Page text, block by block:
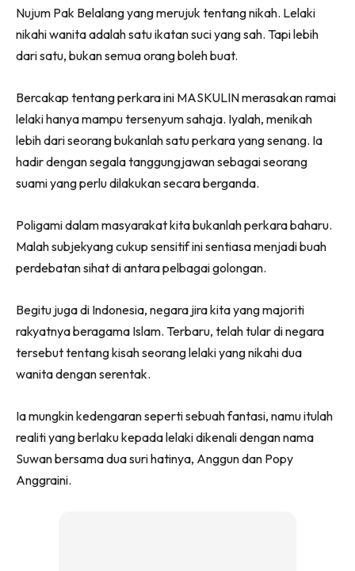
Nujum Pak Belalang yang merujuk tentang nikah. Lelaki
nikahi wanita adalah satu ikatan suci yang sah. Tapi lebih
dari satu, bukan semua orang boleh buat.
Bercakap tentang perkara ini MASKULIN merasakan ramai
lelaki hanya mampu tersenyum sahaja. Iyalah, menikah
lebih dari seorang bukanlah satu perkara yang senang. Ia
hadir dengan segala tanggungjawan sebagai seorang
suami yang perlu dilakukan secara berganda.
Poligami dalam masyarakat kita bukanlah perkara baharu.
Malah subjekyang cukup sensitif ini sentiasa menjadi buah
perdebatan sihat di antara pelbagai golongan.
Begitu juga di Indonesia, negara jira kita yang majoriti
rakyatnya beragama Islam. Terbaru, telah tular di negara
tersebut tentang kisah seorang lelaki yang nikahi dua
wanita dengan serentak.
Ia mungkin kedengaran seperti sebuah fantasi, namu itulah
realiti yang berlaku kepada lelaki dikenali dengan nama
Suwan bersama dua suri hatinya, Anggun dan Popy
Anggraini.